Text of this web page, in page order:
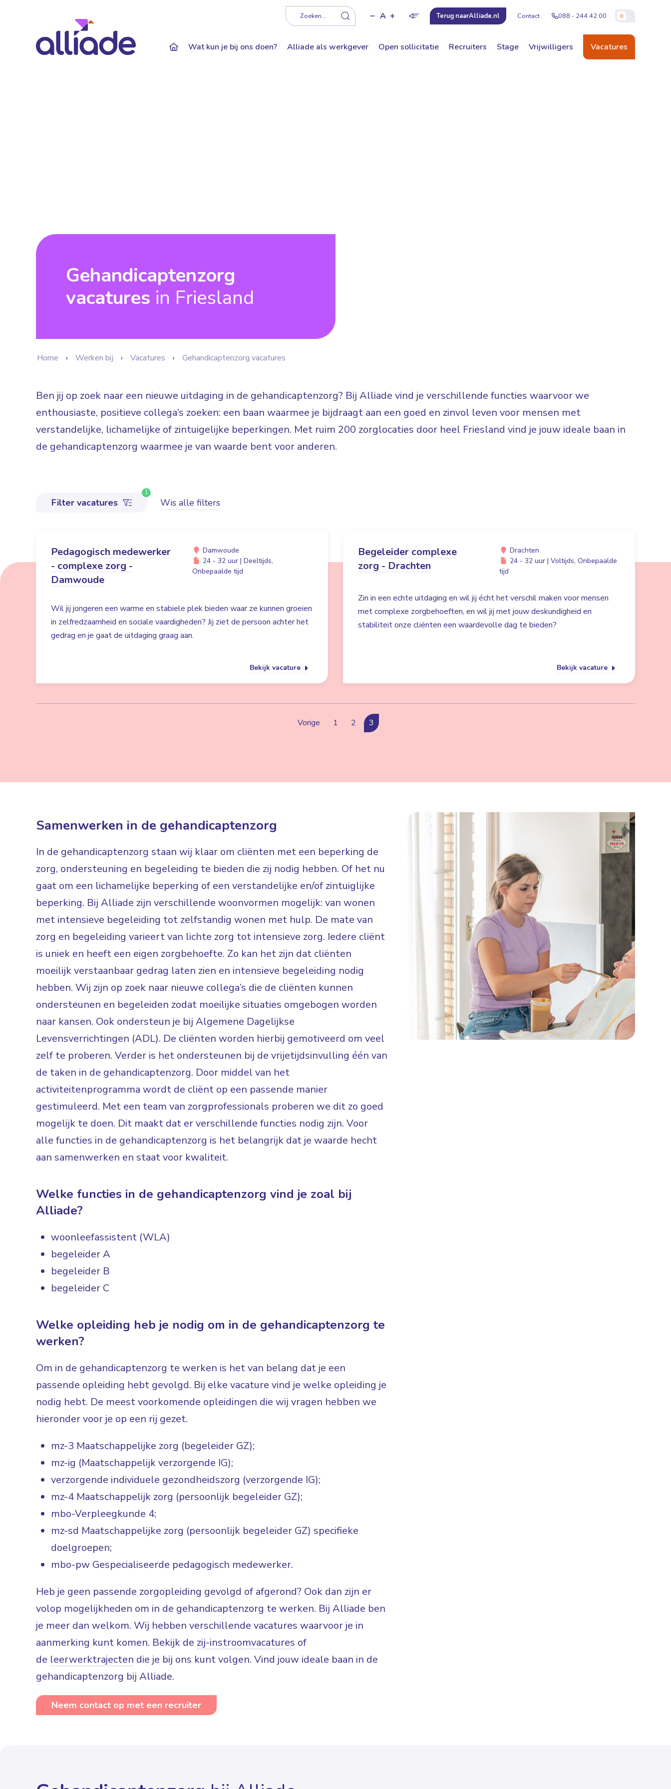
Zoeken... A Terug naarAlliade.nl Contact 088 - 244 42 00
Wat kun je bij ons doen? Alliade als werkgever Open sollicitatie Recruiters Stage Vrijwilligers Vacatures
Gehandicaptenzorg
vacatures in Friesland
Home Werken bij Vacatures Gehandicaptenzorg vacatures
Ben jij op zoek naar een nieuwe uitdaging in de gehandicaptenzorg? Bij Alliade vind je verschillende functies waarvoor we
enthousiaste, positieve collega’s zoeken: een baan waarmee je bijdraagt aan een goed en zinvol leven voor mensen met
verstandelijke, lichamelijke of zintuigelijke beperkingen. Met ruim 200 zorglocaties door heel Friesland vind je jouw ideale baan in
de gehandicaptenzorg waarmee je van waarde bent voor anderen.
Filter vacatures
1
Wis alle filters
Pedagogisch medewerker
- complexe zorg -
Damwoude
Damwoude
24 - 32 uur | Deeltijds,
Onbepaalde tijd
Wil jij jongeren een warme en stabiele plek bieden waar ze kunnen groeien
in zelfredzaamheid en sociale vaardigheden? Jij ziet de persoon achter het
gedrag en je gaat de uitdaging graag aan.
Bekijk vacature
Begeleider complexe
zorg - Drachten
Drachten
24 - 32 uur | Voltijds, Onbepaalde
tijd
Zin in een echte uitdaging en wil jij écht het verschil maken voor mensen
met complexe zorgbehoeften, en wil jij met jouw deskundigheid en
stabiliteit onze cliënten een waardevolle dag te bieden?
Bekijk vacature
Vorige 1 2 3
Samenwerken in de gehandicaptenzorg
In de gehandicaptenzorg staan wij klaar om cliënten met een beperking de
zorg, ondersteuning en begeleiding te bieden die zij nodig hebben. Of het nu
gaat om een lichamelijke beperking of een verstandelijke en/of zintuiglijke
beperking. Bij Alliade zijn verschillende woonvormen mogelijk: van wonen
met intensieve begeleiding tot zelfstandig wonen met hulp. De mate van
zorg en begeleiding varieert van lichte zorg tot intensieve zorg. Iedere cliënt
is uniek en heeft een eigen zorgbehoefte. Zo kan het zijn dat cliënten
moeilijk verstaanbaar gedrag laten zien en intensieve begeleiding nodig
hebben. Wij zijn op zoek naar nieuwe collega’s die de cliënten kunnen
ondersteunen en begeleiden zodat moeilijke situaties omgebogen worden
naar kansen. Ook ondersteun je bij Algemene Dagelijkse
Levensverrichtingen (ADL). De cliënten worden hierbij gemotiveerd om veel
zelf te proberen. Verder is het ondersteunen bij de vrijetijdsinvulling één van
de taken in de gehandicaptenzorg. Door middel van het
activiteitenprogramma wordt de cliënt op een passende manier
gestimuleerd. Met een team van zorgprofessionals proberen we dit zo goed
mogelijk te doen. Dit maakt dat er verschillende functies nodig zijn. Voor
alle functies in de gehandicaptenzorg is het belangrijk dat je waarde hecht
aan samenwerken en staat voor kwaliteit.
Welke functies in de gehandicaptenzorg vind je zoal bij
Alliade?
woonleefassistent (WLA)
begeleider A
begeleider B
begeleider C
Welke opleiding heb je nodig om in de gehandicaptenzorg te
werken?
Om in de gehandicaptenzorg te werken is het van belang dat je een
passende opleiding hebt gevolgd. Bij elke vacature vind je welke opleiding je
nodig hebt. De meest voorkomende opleidingen die wij vragen hebben we
hieronder voor je op een rij gezet.
mz-3 Maatschappelijke zorg (begeleider GZ);
mz-ig (Maatschappelijk verzorgende IG);
verzorgende individuele gezondheidszorg (verzorgende IG);
mz-4 Maatschappelijk zorg (persoonlijk begeleider GZ);
mbo-Verpleegkunde 4;
mz-sd Maatschappelijke zorg (persoonlijk begeleider GZ) specifieke
doelgroepen;
mbo-pw Gespecialiseerde pedagogisch medewerker.
Heb je geen passende zorgopleiding gevolgd of afgerond? Ook dan zijn er
volop mogelijkheden om in de gehandicaptenzorg te werken. Bij Alliade ben
je meer dan welkom. Wij hebben verschillende vacatures waarvoor je in
aanmerking kunt komen. Bekijk de zij-instroomvacatures of
de leerwerktrajecten die je bij ons kunt volgen. Vind jouw ideale baan in de
gehandicaptenzorg bij Alliade.
Neem contact op met een recruiter